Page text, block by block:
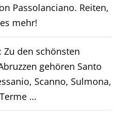
Passolanciano. Reiten,
mehr!
: Zu den schönsten
gehören Santo
Scanno, Sulmona,
…